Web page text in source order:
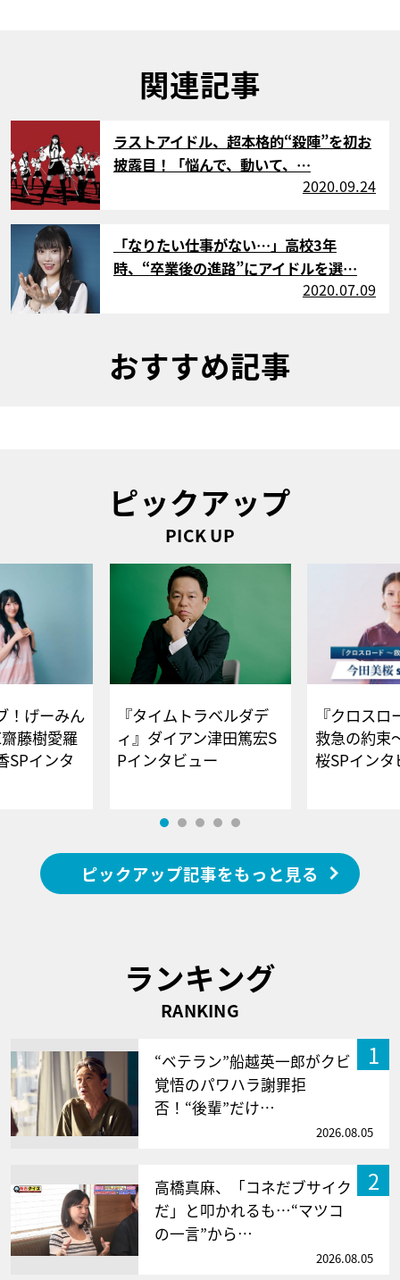
関連記事
サムネイル
ラストアイドル、超本格的“殺陣”を初お
披露目！「悩んで、動いて、…
2020.09.24
サムネイル
「なりたい仕事がない…」高校3年
時、“卒業後の進路”にアイドルを選…
2020.07.09
おすすめ記事
ピックアップ
PICK UP
！げーみん
藤樹愛羅
SPインタ
『タイムトラベルダデ
ィ』ダイアン津田篤宏S
Pインタビュー
『クロス
救急の約束
桜SPイ
ピックアップ記事をもっと見る
ランキング
RANKING
1
“ベテラン”船越英一郎がクビ
覚悟のパワハラ謝罪拒
否！“後輩”だけ…
2026.08.05
2
高橋真麻、「コネだブサイク
だ」と叩かれるも…“マツコ
の一言”から…
2026.08.05